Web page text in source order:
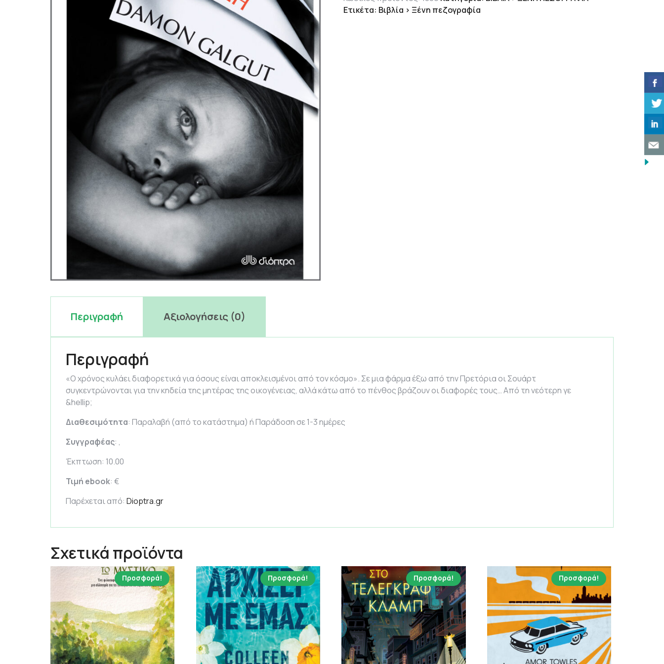
Ετικέτα: Βιβλία > Ξένη πεζογραφία
Περιγραφή Αξιολογήσεις (0)
Περιγραφή
«Ο χρόνος κυλάει διαφορετικά για όσους είναι αποκλεισμένοι από τον κόσμο». Σε μια φάρμα έξω από την Πρετόρια οι Σουάρτ
συγκεντρώνονται για την κηδεία της μητέρας της οικογένειας, αλλά κάτω από το πένθος βράζουν οι διαφορές τους… Από τη νεότερη γε
&hellip;
Διαθεσιμότητα: Παραλαβή (από το κατάστημα) ή Παράδοση σε 1-3 ημέρες
Συγγραφέας: ,
Έκπτωση: 10.00
Τιμή ebook: €
Παρέχεται από: Dioptra.gr
Σχετικά προϊόντα
Προσφορά! Προσφορά! Προσφορά! Προσφορά!